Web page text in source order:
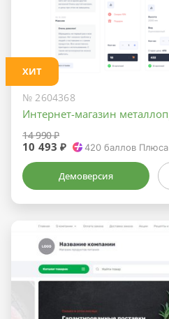
ХИТ
№ 2604368
Интернет-магазин
14 990 ₽
10 493 ₽ 420баллов Плюса
Демоверсия